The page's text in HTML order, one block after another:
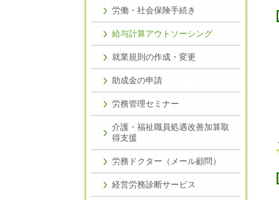
労働・社会保険手続き
給与計算アウトソーシング
就業規則の作成・変更
助成金の申請
労務管理セミナー
介護・福祉職員処遇改善加算取
得支援
労務ドクター（メール顧問）
経営労務診断サービス